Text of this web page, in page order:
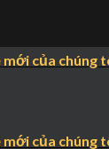
của chúng
của chúng